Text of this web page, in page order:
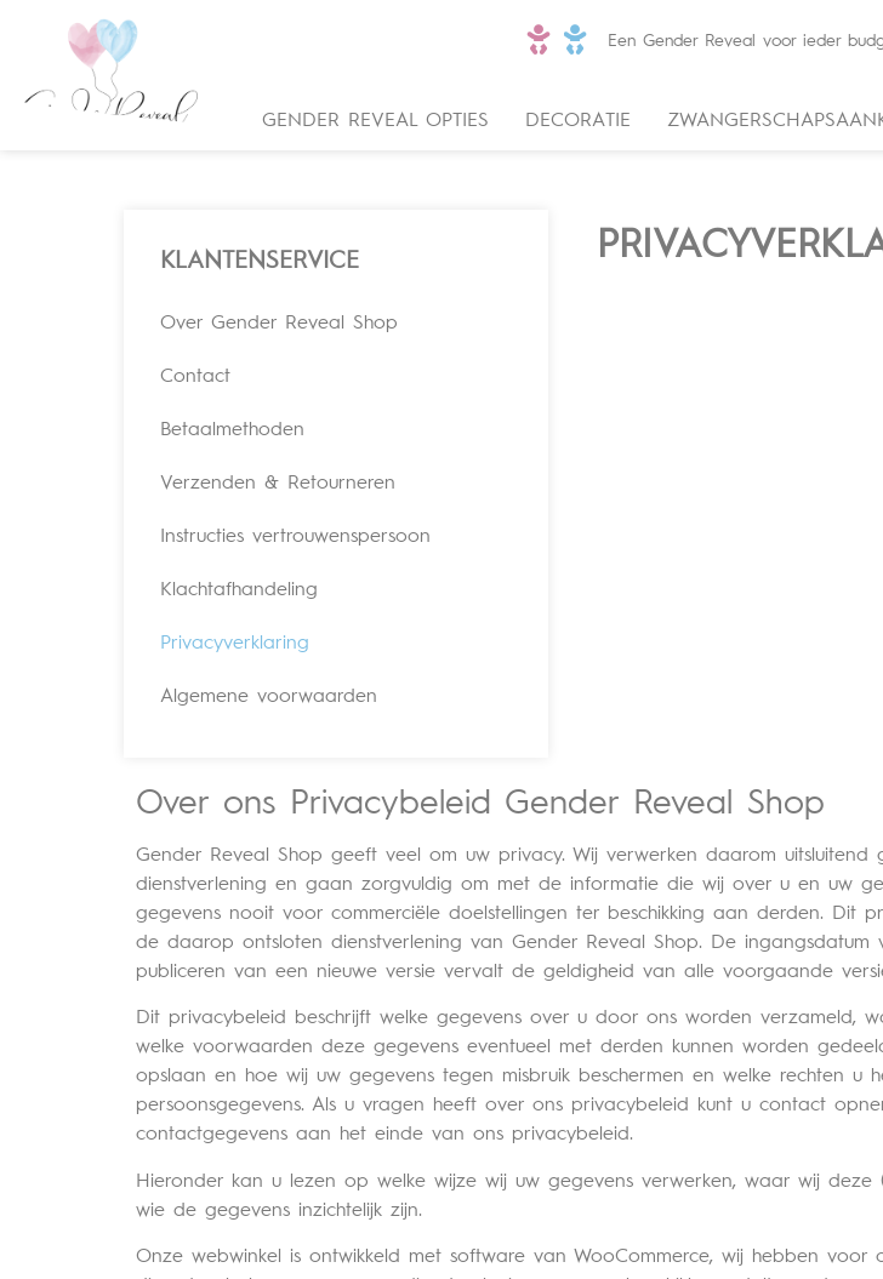
Een Gender Reveal voor ieder
GENDER REVEAL OPTIES DECORATIE
KLANTENSERVICE
Over Gender Reveal Shop
Contact
Betaalmethoden
Verzenden & Retourneren
Instructies vertrouwenspersoon
Klachtafhandeling
Privacyverklaring
Algemene voorwaarden
Over ons Privacybeleid Gender Reveal Shop
Gender Reveal Shop geeft veel om uw privacy. Wij verwerken daarom
dienstverlening en gaan zorgvuldig om met de informatie die wij over u en uw
gegevens nooit voor commerciële doelstellingen ter beschikking aan derden.
de daarop ontsloten dienstverlening van Gender Reveal Shop. De
publiceren van een nieuwe versie vervalt de geldigheid van alle voorgaande
Dit privacybeleid beschrijft welke gegevens over u door ons worden
welke voorwaarden deze gegevens eventueel met derden kunnen worden
opslaan en hoe wij uw gegevens tegen misbruik beschermen en welke rechten
persoonsgegevens. Als u vragen heeft over ons privacybeleid kunt u contact
contactgegevens aan het einde van ons privacybeleid.
Hieronder kan u lezen op welke wijze wij uw gegevens verwerken, waar wij
wie de gegevens inzichtelijk zijn.
Onze webwinkel is ontwikkeld met software van WooCommerce, wij hebben voor